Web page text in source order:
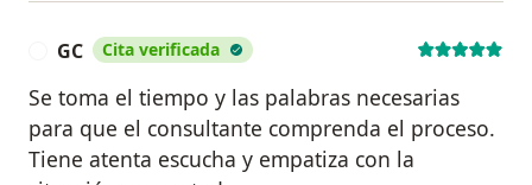
GC Cita verificada
Se toma el tiempo y las palabras necesarias
para que el consultante comprenda el proceso.
Tiene atenta escucha y empatiza con la